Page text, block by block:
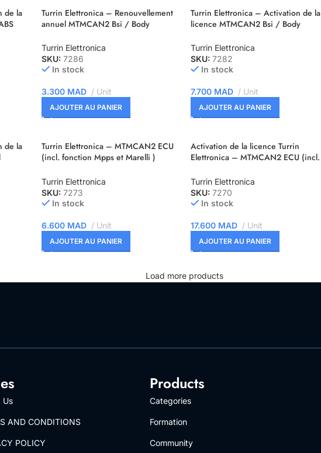
de la
Turrin Elettronica – Renouvellement
annuel MTMCAN2 Bsi / Body
Turrin Elettronica
SKU: 7286
In stock
3.300 MAD Unit
AJOUTER AU PANIER
Turrin Elettronica – Activation de la
licence MTMCAN2 Bsi / Body
Turrin Elettronica
SKU: 7282
In stock
7.700 MAD Unit
AJOUTER AU PANIER
de la
Turrin Elettronica – MTMCAN2 ECU
(incl. fonction Mpps et Marelli )
Turrin Elettronica
SKU: 7273
In stock
6.600 MAD Unit
AJOUTER AU PANIER
Activation de la licence Turrin
Elettronica – MTMCAN2 ECU (incl.
Turrin Elettronica
SKU: 7270
In stock
17.600 MAD Unit
AJOUTER AU PANIER
Load more products
Us
AND CONDITIONS
POLICY
Products
Categories
Formation
Community